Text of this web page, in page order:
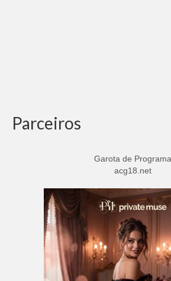
Parceiros
Garota de Programa
acg18.net